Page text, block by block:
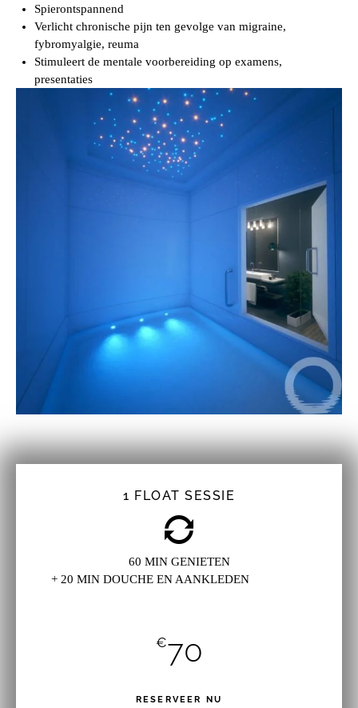
Spierontspannend
Verlicht chronische pijn ten gevolge van migraine,
fybromyalgie, reuma
Stimuleert de mentale voorbereiding op examens,
presentaties
1 FLOAT SESSIE
60 MIN GENIETEN
+ 20 MIN DOUCHE EN AANKLEDEN
€70
RESERVEER NU